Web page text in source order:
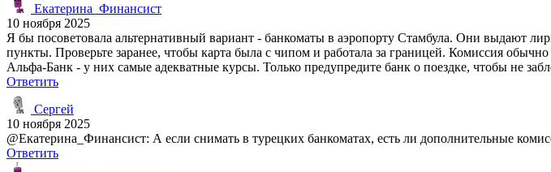
Екатерина_Финансист
10 ноября 2025
Я бы посоветовала альтернативный вариант - банкоматы в аэропорту Стамбула. Они выдают
пункты. Проверьте заранее, чтобы карта была с чипом и работала за границей. Комиссия
Альфа-Банк - у них самые адекватные курсы. Только предупредите банк о поездке, чтобы не
Ответить
Сергей
10 ноября 2025
@Екатерина_Финансист: А если снимать в турецких банкоматах, есть ли дополнительные
Ответить